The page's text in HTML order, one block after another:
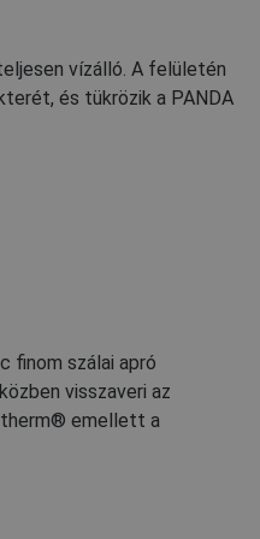
vízálló. A felületén
és tükrözik a PANDA
finom szálai apró
visszaveri az
emellett a